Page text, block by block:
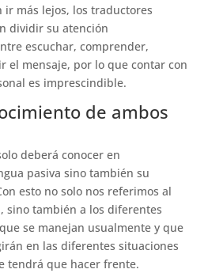
ir más lejos, los traductores
dividir su atención
escuchar, comprender,
el mensaje, por lo que contar con
es imprescindible.
de ambos
deberá conocer en
pasiva sino también su
esto no solo nos referimos al
sino también a los diferentes
se manejan usualmente y que
en las diferentes situaciones
tendrá que hacer frente.